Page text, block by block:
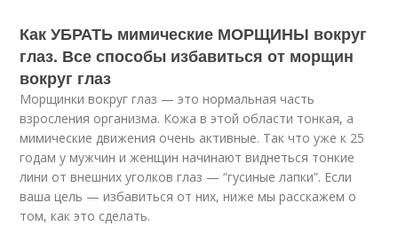
Как УБРАТЬ мимические МОРЩИНЫ вокруг
глаз. Все способы избавиться от морщин
вокруг глаз
Морщинки вокруг глаз — это нормальная часть
взросления организма. Кожа в этой области тонкая, а
мимические движения очень активные. Так что уже к 25
годам у мужчин и женщин начинают виднеться тонкие
лини от внешних уголков глаз — “гусиные лапки”. Если
ваша цель — избавиться от них, ниже мы расскажем о
том, как это сделать.